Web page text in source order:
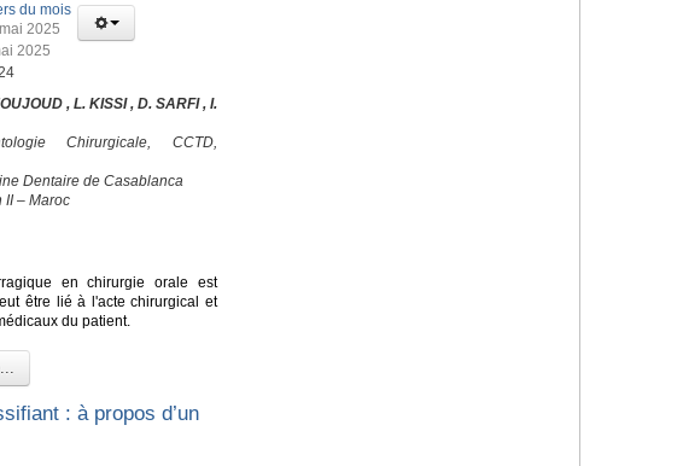
du mois
2025
2025
, L. KISSI , D. SARFI , I.
Chirurgicale, CCTD,
Dentaire de Casablanca
II – Maroc
en chirurgie orale est
être lié à l'acte chirurgical et
du patient.
: à propos d’un